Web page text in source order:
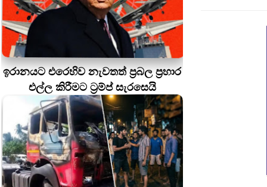
ඉරානයට එරෙහිව නැවතත් ප්‍රබල ප්‍රහාර
එල්ල කිරීමට ට්‍රම්ප් සැරසෙයි